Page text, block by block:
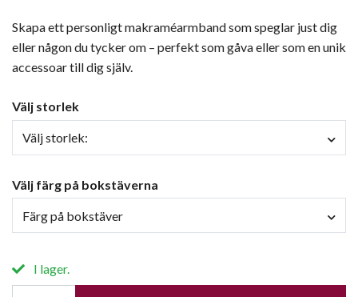
Skapa ett personligt makraméarmband som speglar just dig
eller någon du tycker om – perfekt som gåva eller som en unik
accessoar till dig själv.
Välj storlek
Välj storlek:
Välj färg på bokstäverna
Färg på bokstäver
I lager.